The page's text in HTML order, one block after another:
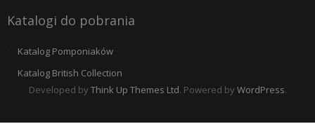
Katalogi do pobrania
Katalog Pomponiaków
Katalog British Collection
Katalog Europa i Świat
Developed by Think Up Themes Ltd. Powered by WordPress.